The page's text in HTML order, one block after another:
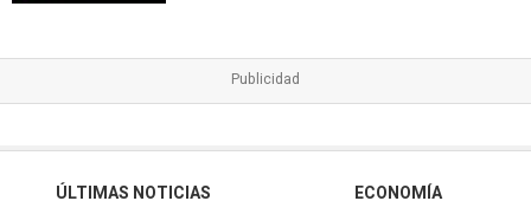
ÚLTIMAS NOTICIAS
ECONOMÍA